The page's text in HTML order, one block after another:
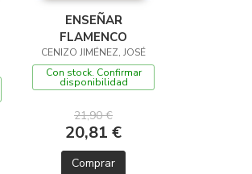
ENSEÑAR
FLAMENCO
CENIZO JIMÉNEZ, JOSÉ
Con stock. Confirmar
disponibilidad
21,90 €
20,81 €
Comprar